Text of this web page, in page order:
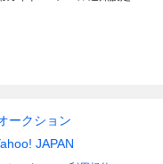
ークション
JAPAN